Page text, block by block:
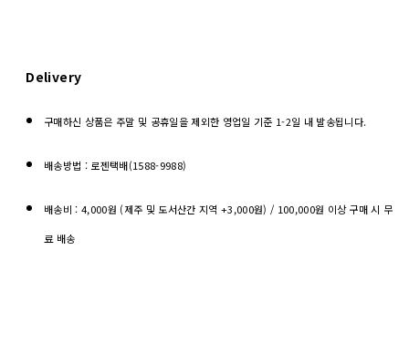
Delivery
구매하신 상품은 주말 및 공휴일을 제외한 영업일 기준 1-2일 내 발송됩니다.
배송방법 : 로젠택배(1588-9988)
배송비 : 4,000원 (제주 및 도서산간 지역 +3,000원) / 100,000원 이상 구매 시 무
료 배송